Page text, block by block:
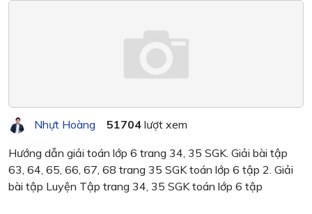
Nhựt Hoàng 51704 lượt xem
Hướng dẫn giải toán lớp 6 trang 34, 35 SGK. Giải bài tập
63, 64, 65, 66, 67, 68 trang 35 SGK toán lớp 6 tập 2. Giải
bài tập Luyện Tập trang 34, 35 SGK toán lớp 6 tập